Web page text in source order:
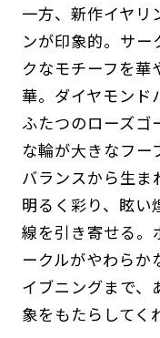
一方、新作イヤリ
ンが印象的。サー
クなモチーフを
華。ダイヤモンド
ふたつのローズゴ
な輪が大きなフー
バランスから生ま
明るく彩り、眩い
線を引き寄せる。
ークルがやわらか
イブニングまで、
象をもたらしてく